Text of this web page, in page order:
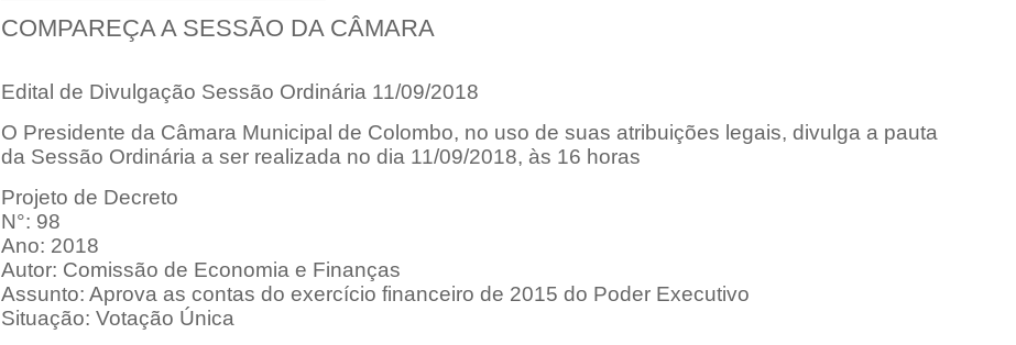
COMPAREÇA A SESSÃO DA CÂMARA
Edital de Divulgação Sessão Ordinária 11/09/2018
O Presidente da Câmara Municipal de Colombo, no uso de suas atribuições legais, divulga a pauta
da Sessão Ordinária a ser realizada no dia 11/09/2018, às 16 horas
Projeto de Decreto
N°: 98
Ano: 2018
Autor: Comissão de Economia e Finanças
Assunto: Aprova as contas do exercício financeiro de 2015 do Poder Executivo
Situação: Votação Única